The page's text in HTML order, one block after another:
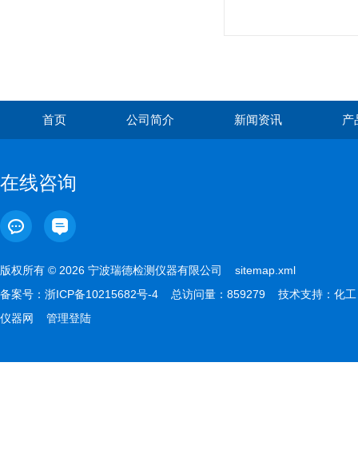
首页 公司简介 新闻资讯 产
在线咨询
版权所有 © 2026 宁波瑞德检测仪器有限公司 sitemap.xml
备案号： 浙ICP备10215682号-4 总访问量：859279 技术支持： 化工
仪器网
管理登陆